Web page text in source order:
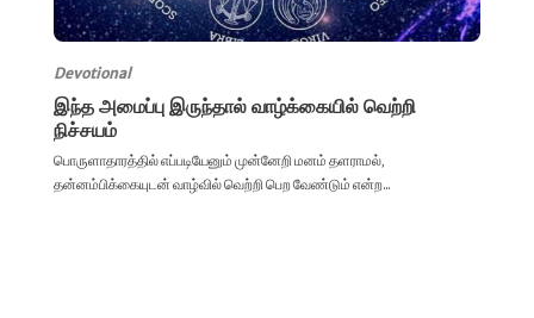
Devotional
இந்த அமைப்பு இருந்தால் வாழ்க்கையில் வெற்றி
நிச்சயம்
பொருளாதாரத்தில் எப்படியேனும் முன்னேறி மனம் தளராமல்,
தன்னம்பிக்கையுடன் வாழ்வில் வெற்றி பெற வேண்டும் என்ற...